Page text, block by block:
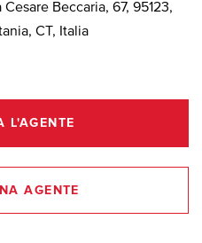
Cesare Beccaria, 67, 95123,
CT, Italia
L'AGENTE
AGENTE